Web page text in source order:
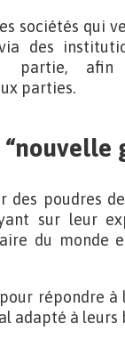
sociétés qui
des
partie, afin
parties.
des poudres
sur leur
du monde
répondre
adapté à leurs